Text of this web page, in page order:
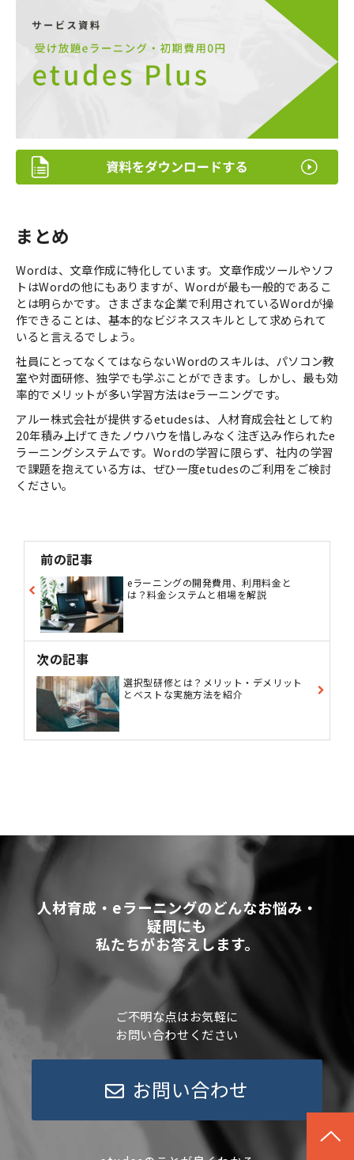
まとめ
Wordは、文章作成に特化しています。文章作成ツールやソフ
トはWordの他にもありますが、Wordが最も一般的であるこ
とは明らかです。さまざまな企業で利用されているWordが操
作できることは、基本的なビジネススキルとして求められて
いると言えるでしょう。
社員にとってなくてはならないWordのスキルは、パソコン教
室や対面研修、独学でも学ぶことができます。しかし、最も効
率的でメリットが多い学習方法はeラーニングです。
アルー株式会社が提供するetudesは、人材育成会社として約
20年積み上げてきたノウハウを惜しみなく注ぎ込み作られたe
ラーニングシステムです。Wordの学習に限らず、社内の学習
で課題を抱えている方は、ぜひ一度etudesのご利用をご検討
ください。
前の記事
eラーニングの開発費用、利用料金と
は？料金システムと相場を解説
次の記事
選択型研修とは？メリット・デメリット
とベストな実施方法を紹介
人材育成・eラーニングのどんなお悩み・
疑問にも
私たちがお答えします。
ご不明な点はお気軽に
お問い合わせください
お問い合わせ